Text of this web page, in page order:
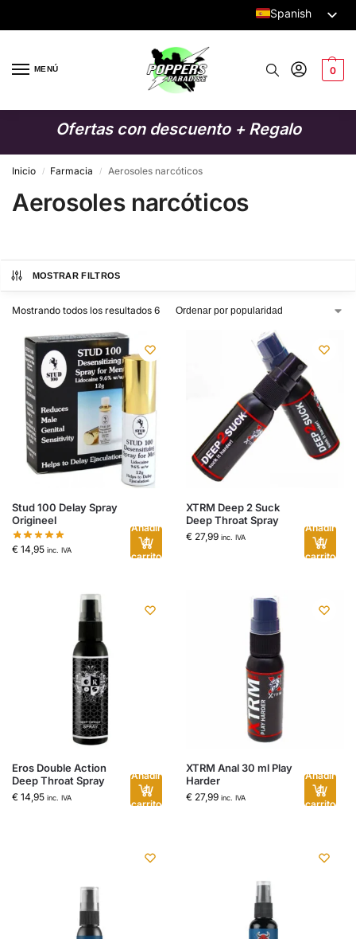
Spanish
English
MENÚ 0
Ofertas con descuento + Regalo
Inicio / Farmacia / Aerosoles narcóticos
Aerosoles narcóticos
MOSTRAR FILTROS
Mostrando todos los resultados 6
Stud 100 Delay Spray
Origineel
€ 14,95 inc. IVA
Añadir
al
carrito
XTRM Deep 2 Suck
Deep Throat Spray
€ 27,99 inc. IVA
Añadir
al
carrito
Eros Double Action
Deep Throat Spray
€ 14,95 inc. IVA
Añadir
al
carrito
XTRM Anal 30 ml Play
Harder
€ 27,99 inc. IVA
Añadir
al
carrito